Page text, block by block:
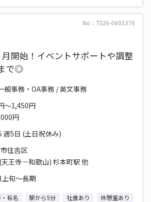
No：TS26-0605376
開始！イベントサポートや調整
で◎
般事務・OA事務 / 英文事務
～1,450円
円
週5日 (土日祝休み)
住吉区
天王寺－和歌山) 杉本町駅 他
旬～長期
有名 駅から5分 社食あり 休憩室あり